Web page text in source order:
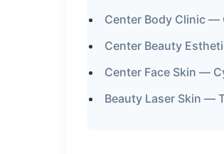
Center Body Clinic —
Center Beauty
Center Face Skin —
Beauty Laser Skin —